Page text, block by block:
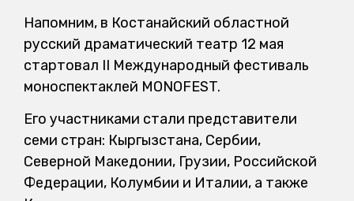
Напомним, в Костанайский областной
русский драматический театр 12 мая
стартовал II Международный фестиваль
моноспектаклей MONOFEST.
Его участниками стали представители
семи стран: Кыргызстана, Сербии,
Северной Македонии, Грузии, Российской
Федерации, Колумбии и Италии, а также